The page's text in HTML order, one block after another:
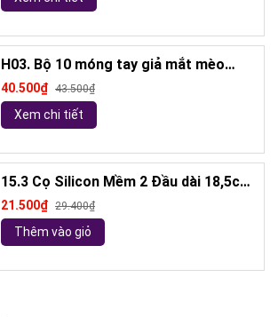
H03. Bộ 10 móng tay giả mắt mèo
kèm keo và giũa móng (ngẫu nhiên)
40.500₫ 43.500₫
Xem chi tiết
15.3 Cọ Silicon Mềm 2 Đầu dài 18,5cm
( ngẫu nhiên)
21.500₫ 29.400₫
Thêm vào giỏ